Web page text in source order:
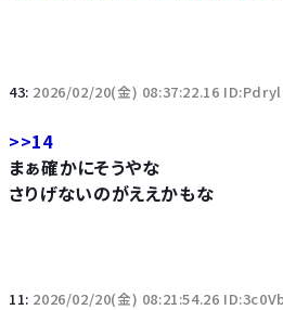
43: 2026/02/20(金) 08:37:22.16
>>14
まぁ確かにそうやな
さりげないのがええかもな
11: 2026/02/20(金) 08:21:54.26